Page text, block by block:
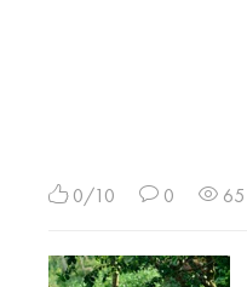
0/10 0 65